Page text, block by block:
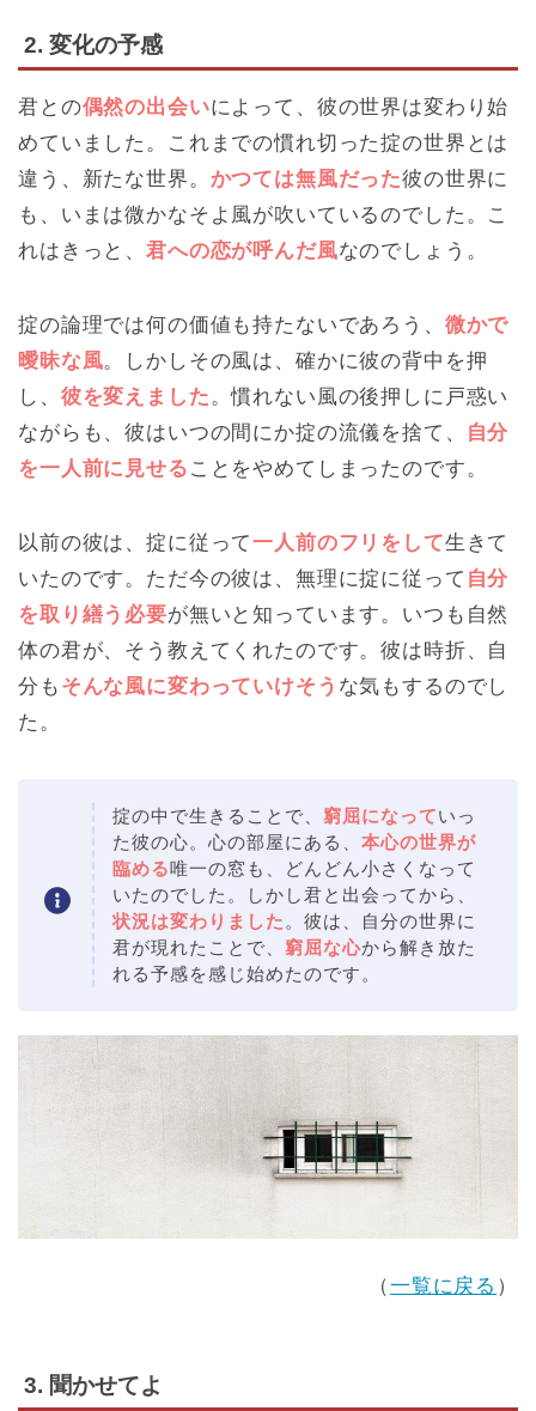
2. 変化の予感
君との偶然の出会いによって、彼の世界は変わり始
めていました。これまでの慣れ切った掟の世界とは
違う、新たな世界。 かつては無風だった彼の世界に
も、いまは微かなそよ風が吹いているのでした。こ
れはきっと、君への恋が呼んだ風なのでしょう。
掟の論理では何の価値も持たないであろう、 微かで
曖昧な風。しかしその風は、確かに彼の背中を押
し、 彼を変えました 。慣れない風の後押しに戸惑い
ながらも、彼はいつの間にか掟の流儀を捨て、
自分
を一人前に見せる ことをやめてしまったのです。
以前の彼は、掟に従って一人前のフリをして生きて
いたのです。ただ今の彼は、無理に掟に従って 自分
を取り繕う必要が無いと知っています。いつも自然
体の君が、そう教えてくれたのです。彼は時折、自
分も そんな風に変わっていけそう な気もするのでし
た。
掟の中で生きることで、 窮屈になっていっ
た彼の心。心の部屋にある、 本心の世界が
臨める唯一の窓も、どんどん小さくなって
いたのでした。しかし君と出会ってから、
状況は変わりました 。彼は、自分の世界に
君が現れたことで、 窮屈な心から解き放た
れる予感を感じ始めたのです。
（一覧に戻る ）
3. 聞かせてよ